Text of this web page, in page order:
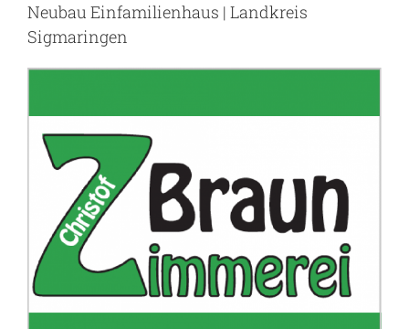
Neubau Einfamilienhaus | Landkreis
Sigmaringen